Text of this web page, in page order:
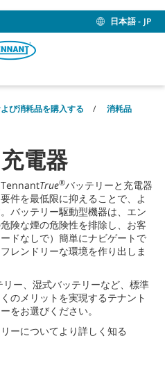
日本語 - JP
び消耗品を購入する
消耗品
電器
TennantTrue®バッテリーと充電器
件を最低限に抑えることで、よ
バッテリー駆動型機器は、エン
険な煙の危険性を排除し、お客
ドなしで）簡単にナビゲートで
レンドリーな環境を作り出しま
ー、湿式バッテリーなど、標準
のメリットを実現するテナント
をお選びください。
ーについてより詳しく知る